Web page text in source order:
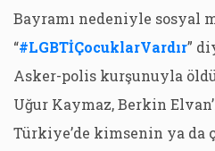
Bayramı nedeniyle sosyal
“#LGBTİÇocuklarVardır”
Asker-polis kurşunuyla
Uğur Kaymaz, Berkin
Türkiye’de kimsenin ya da